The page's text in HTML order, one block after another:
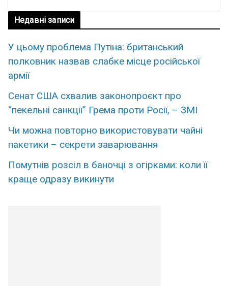
Недавні записи
У цьому проблема Путіна: британський
полковник назвав слабке місце російської
армії
Сенат США схвалив законопроєкт про
“пекельні санкції” Грема проти Росії, – ЗМІ
Чи можна повторно використовувати чайні
пакетики – секрети заварювання
Помутнів розсіл в баночці з огірками: коли її
краще одразу викинути